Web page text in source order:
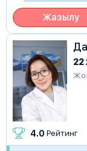
Жазылу
4.0 Рейтинг